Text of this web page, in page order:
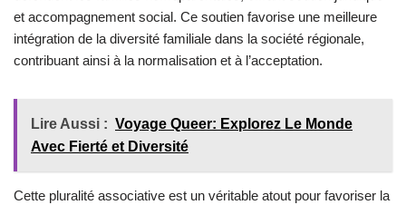
et accompagnement social. Ce soutien favorise une meilleure
intégration de la diversité familiale dans la société régionale,
contribuant ainsi à la normalisation et à l’acceptation.
Lire Aussi : Voyage Queer: Explorez Le Monde
Avec Fierté et Diversité
Cette pluralité associative est un véritable atout pour favoriser la